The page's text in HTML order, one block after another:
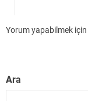
Yorum yapabilmek için
Ara